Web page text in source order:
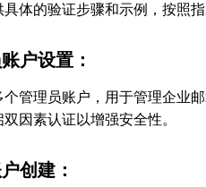
体的验证步骤和示例，按照指
户设置：
个管理员账户，用于管理企业
因素认证以增强安全性。
创建：